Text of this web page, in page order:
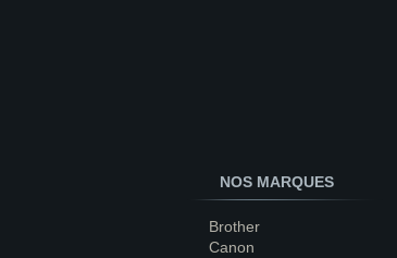
NOS MARQUES
Brother
Canon